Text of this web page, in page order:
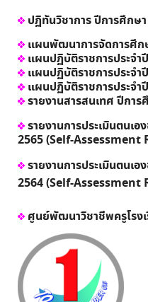
ปฏิทันวิชาการ ปีการศึกษ
แผนพัฒนาการจัดการศึก
แผนปฏิบัติราชการประจำ
แผนปฏิบัติราชการประจำ
แผนปฏิบัติราชการประจำ
รายงานสารสนเทศ ปีกา
รายงานการประเมินตนเ
2565 (Self-Assessment
รายงานการประเมินตนเ
2564 (Self-Assessment
ศูนย์พัฒนาวิชาชีพครูโรง